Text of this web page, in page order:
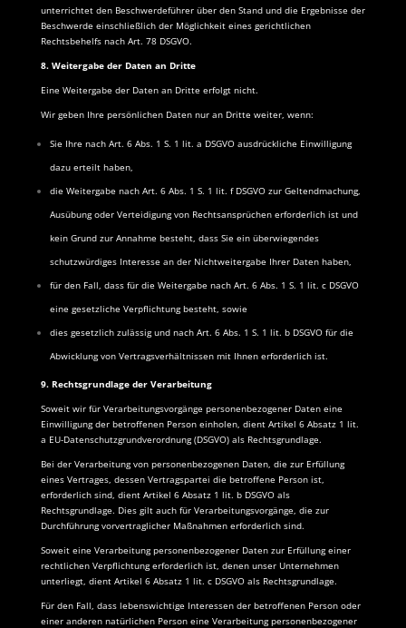
unterrichtet den Beschwerdeführer über den Stand und die Ergebnisse der
Beschwerde einschließlich der Möglichkeit eines gerichtlichen
Rechtsbehelfs nach Art. 78 DSGVO.
8. Weitergabe der Daten an Dritte
Eine Weitergabe der Daten an Dritte erfolgt nicht.
Wir geben Ihre persönlichen Daten nur an Dritte weiter, wenn:
Sie Ihre nach Art. 6 Abs. 1 S. 1 lit. a DSGVO ausdrückliche Einwilligung
dazu erteilt haben,
die Weitergabe nach Art. 6 Abs. 1 S. 1 lit. f DSGVO zur Geltendmachung,
Ausübung oder Verteidigung von Rechtsansprüchen erforderlich ist und
kein Grund zur Annahme besteht, dass Sie ein überwiegendes
schutzwürdiges Interesse an der Nichtweitergabe Ihrer Daten haben,
für den Fall, dass für die Weitergabe nach Art. 6 Abs. 1 S. 1 lit. c DSGVO
eine gesetzliche Verpflichtung besteht, sowie
dies gesetzlich zulässig und nach Art. 6 Abs. 1 S. 1 lit. b DSGVO für die
Abwicklung von Vertragsverhältnissen mit Ihnen erforderlich ist.
9. Rechtsgrundlage der Verarbeitung
Soweit wir für Verarbeitungsvorgänge personenbezogener Daten eine
Einwilligung der betroffenen Person einholen, dient Artikel 6 Absatz 1 lit.
a EU-Datenschutzgrundverordnung (DSGVO) als Rechtsgrundlage.
Bei der Verarbeitung von personenbezogenen Daten, die zur Erfüllung
eines Vertrages, dessen Vertragspartei die betroffene Person ist,
erforderlich sind, dient Artikel 6 Absatz 1 lit. b DSGVO als
Rechtsgrundlage. Dies gilt auch für Verarbeitungsvorgänge, die zur
Durchführung vorvertraglicher Maßnahmen erforderlich sind.
Soweit eine Verarbeitung personenbezogener Daten zur Erfüllung einer
rechtlichen Verpflichtung erforderlich ist, denen unser Unternehmen
unterliegt, dient Artikel 6 Absatz 1 lit. c DSGVO als Rechtsgrundlage.
Für den Fall, dass lebenswichtige Interessen der betroffenen Person oder
einer anderen natürlichen Person eine Verarbeitung personenbezogener